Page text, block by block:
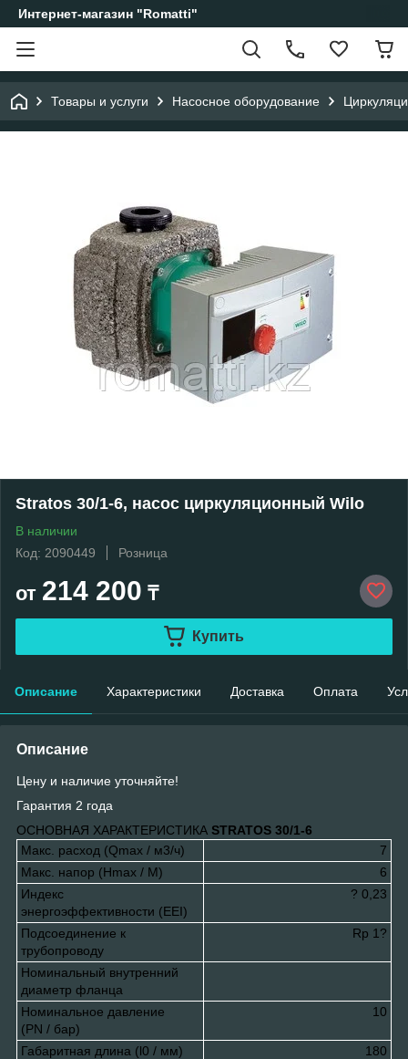
Интернет-магазин "Romatti"
Товары и услуги Насосное оборудование
Stratos 30/1-6, насос циркуляционный Wilo
В наличии
Код: 2090449
Розница
от 214 200 ₸
Купить
Описание Характеристики Доставка Оплата
Описание
Цену и наличие уточняйте!
Гарантия 2 года
ОСНОВНАЯ ХАРАКТЕРИСТИКА STRATOS 30/1-6
Макс. расход (Qmax / м3/ч)
7
Макс. напор (Hmax / M)
6
Индекс
энергоэффективности (EEI)
? 0,23
Подсоединение к
трубопроводу
Rp 1?
Номинальный внутренний
диаметр фланца
Номинальное давление
(PN / бар)
10
Габаритная длина (l0 / мм)
180